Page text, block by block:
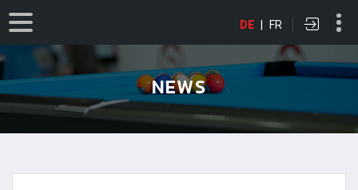
DE | FR
NEWS